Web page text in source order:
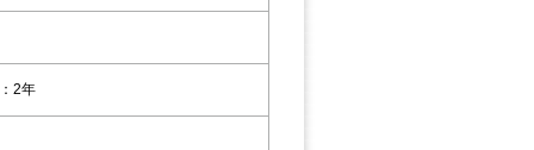
2年